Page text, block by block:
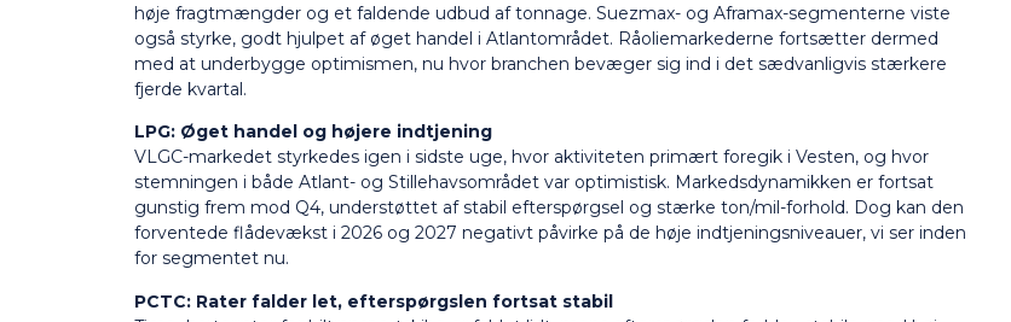
høje fragtmængder og et faldende udbud af tonnage. Suezmax- og Aframax-segmenterne viste
også styrke, godt hjulpet af øget handel i Atlantområdet. Råoliemarkederne fortsætter dermed
med at underbygge optimismen, nu hvor branchen bevæger sig ind i det sædvanligvis stærkere
fjerde kvartal.
LPG: Øget handel og højere indtjening
VLGC-markedet styrkedes igen i sidste uge, hvor aktiviteten primært foregik i Vesten, og hvor
stemningen i både Atlant- og Stillehavsområdet var optimistisk. Markedsdynamikken er fortsat
gunstig frem mod Q4, understøttet af stabil efterspørgsel og stærke ton/mil-forhold. Dog kan den
forventede flådevækst i 2026 og 2027 negativt påvirke på de høje indtjeningsniveauer, vi ser inden
for segmentet nu.
PCTC: Rater falder let, efterspørgslen fortsat stabil